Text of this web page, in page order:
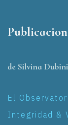
de Silvina Dubini
El
Integridad &